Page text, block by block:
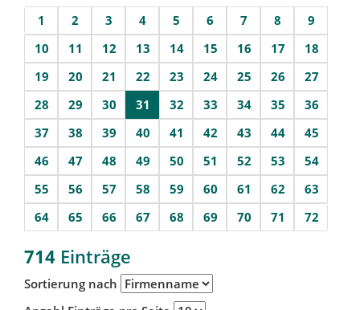
1 2 3 4 5 6 7 8
9
10
11 12 13 14 15 16 17
18
19
20 21 22 23 24 25 26
27
28
29 30 31 32 33 34 35
36
37
38 39 40 41 42 43 44
45
46
47 48 49 50 51 52 53
54
55
56 57 58 59 60 61 62
63
64
65 66 67 68 69 70 71 72
714 Einträge
Sortierung nach